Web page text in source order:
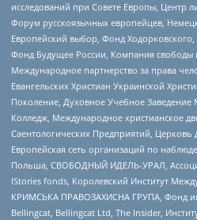
исследований при Совете Европы, Центр
Форум русскоязычных европейцев,
Европейский выбор, Фонд
Фонд Будущее России, Компания
Международное партнерство за права
Евангельских Христиан Украинской
Поколение, Духовное Учебное
Колледж, Международное христианское
Саентологических Предприятий, Церковь
Европейская сеть организаций по
Польша, СВОБОДНЫЙ ИДЕЛЬ-УРАЛ,
IStories fonds, Королевский Институт
КРИМСЬКА ПРАВОЗАХИСНА ГРУПА, Фонд
Bellingcat, Bellingcat Ltd, The Insider,